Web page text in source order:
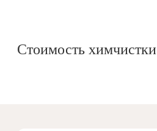
Стоимость химчистки